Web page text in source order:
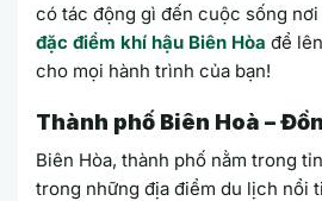
có tác động gì đến cuộc sống nơi
đặc điểm khí hậu Biên Hòa để
cho mọi hành trình của bạn!
Thành phố Biên Hoà –
Biên Hòa, thành phố nằm trong
trong những địa điểm du lịch nổi